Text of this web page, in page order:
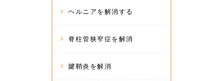
ヘルニアを解消する
脊柱管狭窄症を解消
腱鞘炎を解消